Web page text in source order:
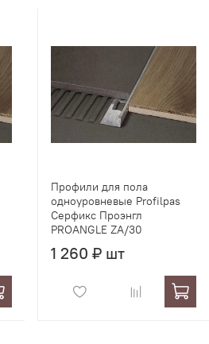
Профили для пола
одноуровневые Profilpas
Серфикс Проэнгл
PROANGLE ZA/30
1 260 ₽ шт